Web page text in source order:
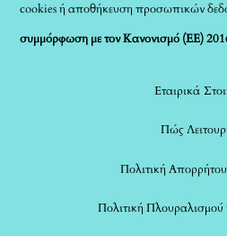
cookies ή αποθήκευση προσωπικών
συμμόρφωση με τον Κανονισμό (ΕΕ)
Εταιρικά
Πώς
Πολιτική
Πολιτική Πλουραλισμού